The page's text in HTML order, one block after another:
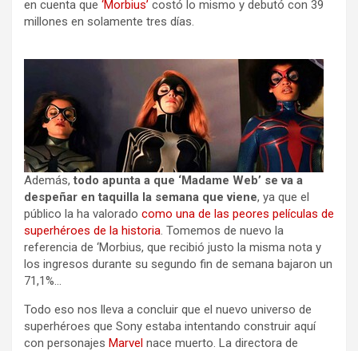
en cuenta que ‘Morbius’ costó lo mismo y debutó con 39
millones en solamente tres días.
Además,todo apunta a que ‘Madame Web’ se va a
despeñar en taquilla la semana que viene, ya que el
público la ha valorado como una de las peores películas de
superhéroes de la historia. Tomemos de nuevo la
referencia de ‘Morbius, que recibió justo la misma nota y
los ingresos durante su segundo fin de semana bajaron un
71,1%…
Todo eso nos lleva a concluir que el nuevo universo de
superhéroes que Sony estaba intentando construir aquí
con personajes Marvel nace muerto. La directora de